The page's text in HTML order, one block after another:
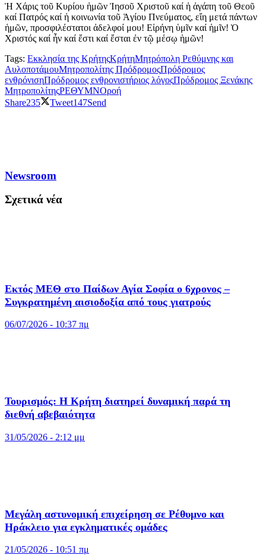
Ἡ Χάρις τοῦ Κυρίου ἡμῶν Ἰησοῦ Χριστοῦ καί ἡ ἀγάπη τοῦ Θεοῦ
καί Πατρός καί ἡ κοινωνία τοῦ Ἁγίου Πνεύματος, εἴη μετά πάντων
ἡμῶν, προσφιλέστατοι ἀδελφοί μου! Εἰρήνη ὑμῖν καί ἡμῖν! Ὁ
Χριστός καί ἦν καί ἔστι καί ἔσται ἐν τῷ μέσῳ ἡμῶν!
Tags: Εκκλησία της ΚρήτηςΚρήτηΜητρόπολη Ρεθύμνης και
ΑυλοποτάμουΜητροπολίτης ΠρόδρομοςΠρόδρομος
ενθρόνισηΠρόδρομος ενθρονιστήριος λόγοςΠρόδρομος Ξενάκης
ΜητροπολίτηςΡΕΘΥΜΝΟροή
Share235 Tweet147Send
Newsroom
Σχετικά νέα
Εκτός ΜΕΘ στο Παίδων Αγία Σοφία ο 6χρονος –
Συγκρατημένη αισιοδοξία από τους γιατρούς
06/07/2026 - 10:37 πμ
Τουρισμός: Η Κρήτη διατηρεί δυναμική παρά τη
διεθνή αβεβαιότητα
31/05/2026 - 2:12 μμ
Μεγάλη αστυνομική επιχείρηση σε Ρέθυμνο και
Ηράκλειο για εγκληματικές ομάδες
21/05/2026 - 10:51 πμ